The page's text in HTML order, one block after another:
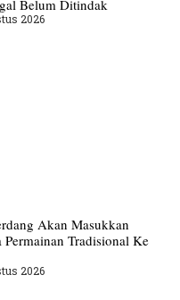
Belum Ditindak
2026
Akan Masukkan
Permainan Tradisional Ke
2026